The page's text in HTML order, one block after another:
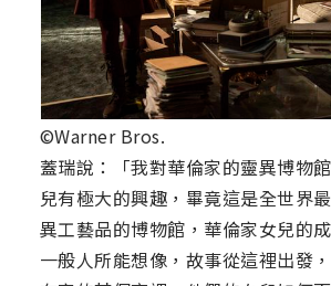
©Warner Bros.
蓋瑞說：「我對華倫家的靈異博物
兒有極大的興趣，畢竟這是全世界
異工藝品的博物館，華倫家女兒的
一般人所能想像，故事從這裡出發